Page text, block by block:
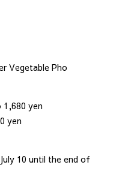
Vegetable Pho
1,680 yen
yen
10 until the end of